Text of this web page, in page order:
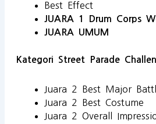
Best Effect
JUARA 1 Drum Corps
JUARA UMUM
Kategori Street Parade
Juara 2 Best Major
Juara 2 Best Costume
Juara 2 Overall